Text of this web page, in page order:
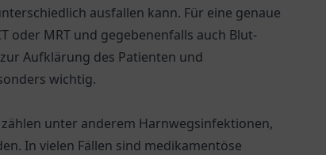
ausfallen kann. Für eine genaue
oder MRT und gegebenenfalls auch Blut-
Aufklärung des Patienten und
wichtig.
unter anderem Harnwegsinfektionen,
In vielen Fällen sind medikamentöse